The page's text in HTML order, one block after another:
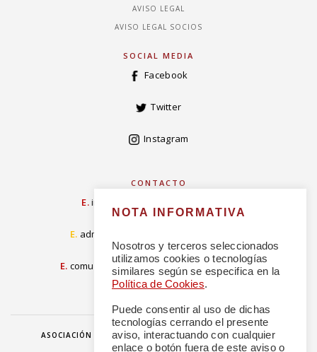
AVISO LEGAL
AVISO LEGAL SOCIOS
SOCIAL MEDIA
Facebook
Twitter
Instagram
CONTACTO
E.info@concordiarealespanola.es
E. admision@concordiarealespanola.es
E. comunicacion@concordiarealespanola.es
ASOCIACIÓN HAZTE AMIGO DONACIONES NOTICIAS
NOTA INFORMATIVA
Nosotros y terceros seleccionados
utilizamos cookies o tecnologías
similares según se especifica en la
Política de Cookies.
Puede consentir al uso de dichas
tecnologías cerrando el presente
aviso, interactuando con cualquier
enlace o botón fuera de este aviso o